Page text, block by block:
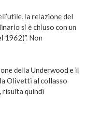
la relazione del
si è chiuso con un
1962)”. Non
della Underwood e il
Olivetti al collasso
risulta quindi